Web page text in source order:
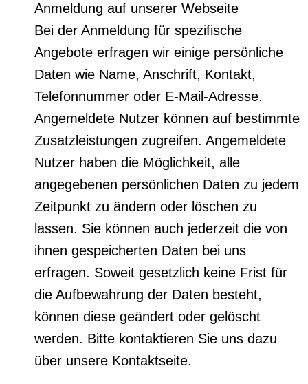
Anmeldung auf unserer Webseite
Bei der Anmeldung für spezifische
Angebote erfragen wir einige persönliche
Daten wie Name, Anschrift, Kontakt,
Telefonnummer oder E-Mail-Adresse.
Angemeldete Nutzer können auf bestimmte
Zusatzleistungen zugreifen. Angemeldete
Nutzer haben die Möglichkeit, alle
angegebenen persönlichen Daten zu jedem
Zeitpunkt zu ändern oder löschen zu
lassen. Sie können auch jederzeit die von
ihnen gespeicherten Daten bei uns
erfragen. Soweit gesetzlich keine Frist für
die Aufbewahrung der Daten besteht,
können diese geändert oder gelöscht
werden. Bitte kontaktieren Sie uns dazu
über unsere Kontaktseite.